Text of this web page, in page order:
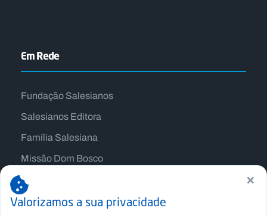
Em Rede
Fundação Salesianos
Salesianos Editora
Família Salesiana
Missão Dom Bosco
Jogos Nacionais Salesianos
×
Valorizamos a sua privacidade